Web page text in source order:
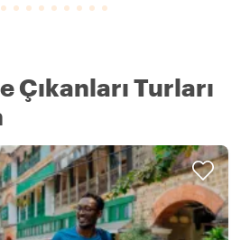
Çıkanları Turları